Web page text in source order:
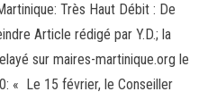
Très Haut Débit : De
Article rédigé par Y.D.; la
sur maires-martinique.org le
« Le 15 février, le Conseiller